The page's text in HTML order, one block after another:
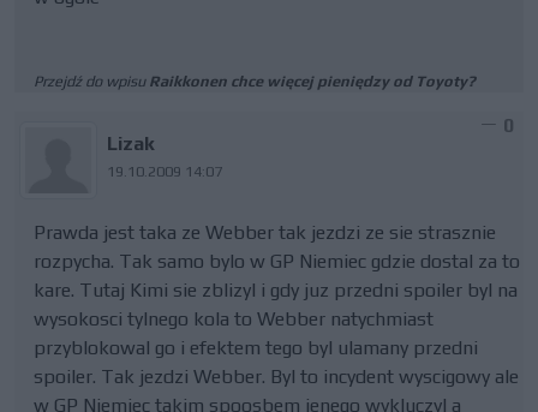
Przejdź do wpisu Raikkonen chce więcej pieniędzy od Toyoty?
Lizak
19.10.2009 14:07
0
Prawda jest taka ze Webber tak jezdzi ze sie strasznie
rozpycha. Tak samo bylo w GP Niemiec gdzie dostal za to
kare. Tutaj Kimi sie zblizyl i gdy juz przedni spoiler byl na
wysokosci tylnego kola to Webber natychmiast
przyblokowal go i efektem tego byl ulamany przedni
spoiler. Tak jezdzi Webber. Byl to incydent wyscigowy ale
w GP Niemiec takim spoosbem jenego wykluczyl a